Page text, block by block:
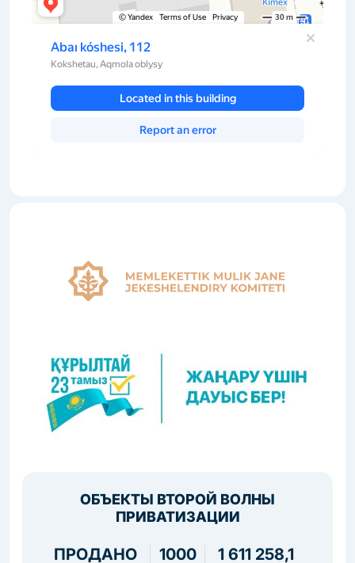
ОБЪЕКТЫ ВТОРОЙ ВОЛНЫ
ПРИВАТИЗАЦИИ
ПРОДАНО 1000 1 611 258,1